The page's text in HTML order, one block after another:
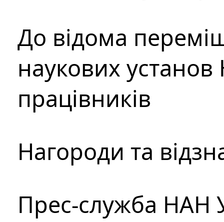
До відома
наукових установ
працівників
Нагороди та
Прес-служба НАН